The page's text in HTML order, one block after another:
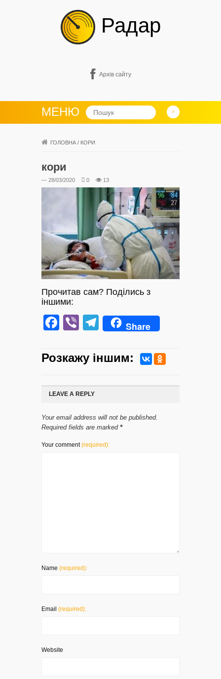
Радар
Архів сайту
МЕНЮ
ГОЛОВНА / КОРИ
кори
— 28/03/2020 0 13
Прочитав сам? Поділись з
іншими:
Facebook
ViberTelegram
Share
Розкажу iншим:
LEAVE A REPLY
Your email address will not be published.
Required fields are marked *
Your comment(required):
Name (required):
Email (required):
Website